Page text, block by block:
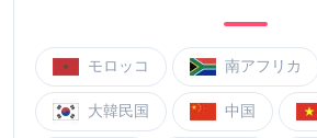
モロッコ 南アフリカ
大韓民国 中国